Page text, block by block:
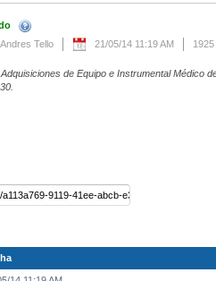
Tello
21/05/14 11:19 AM
de Equipo e Instrumental Médico